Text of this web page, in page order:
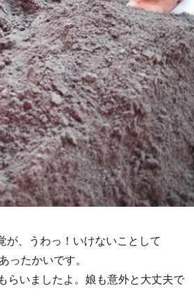
が、うわっ！いけないことして
ったかいです。
らいましたよ。娘も意外と大丈夫で